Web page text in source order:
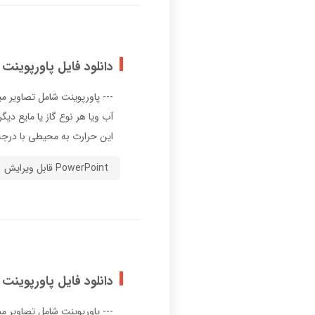
دانلود فایل
آب ویا هر نوع گاز یا مایع
این حرارت به محیطی با
PowerPoint قابل ویرایش
دانلود فایل